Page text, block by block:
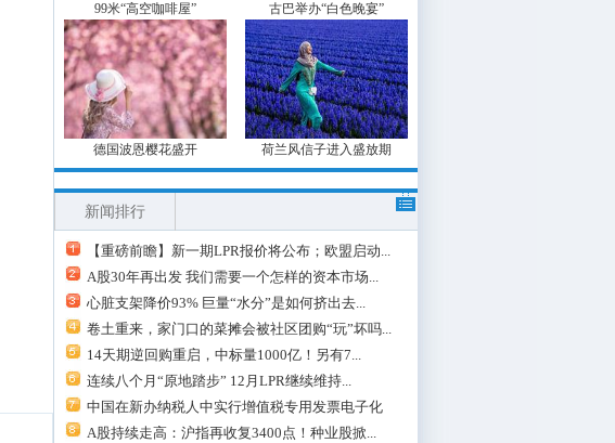
99米“高空咖啡屋” 古巴举办“白色晚宴”
德国波恩樱花盛开 荷兰风信子进入盛放期
新闻排行
【重磅前瞻】新一期LPR报价将公布；欧盟启动...
A股30年再出发 我们需要一个怎样的资本市场...
心脏支架降价93% 巨量“水分”是如何挤出去...
卷土重来，家门口的菜摊会被社区团购“玩”坏吗...
14天期逆回购重启，中标量1000亿！另有7...
连续八个月“原地踏步” 12月LPR继续维持...
中国在新办纳税人中实行增值税专用发票电子化
A股持续走高：沪指再收复3400点！种业股掀...